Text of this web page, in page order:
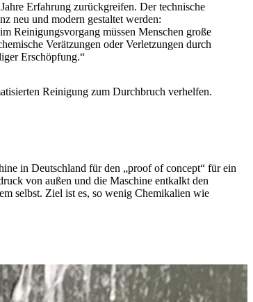
Erfahrung zurückgreifen. Der technische
neu und modern gestaltet werden:
Reinigungsvorgang müssen Menschen große
Verätzungen oder Verletzungen durch
Erschöpfung.“
Reinigung zum Durchbruch verhelfen.
in Deutschland für den „proof of concept“ für ein
von außen und die Maschine entkalkt den
selbst. Ziel ist es, so wenig Chemikalien wie